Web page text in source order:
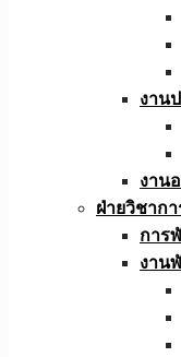
งาน
งาน
ฝ่ายวิชากา
การ
งาน